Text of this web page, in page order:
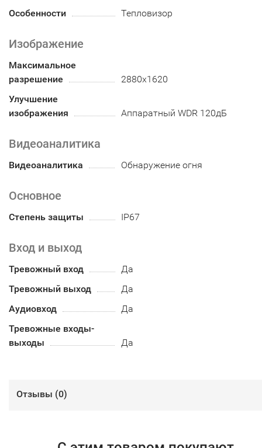
Особенности
Тепловизор
Изображение
Максимальное
разрешение
2880x1620
Улучшение
изображения
Аппаратный WDR 120дБ
Видеоаналитика
Видеоаналитика Обнаружение огня
Основное
Степень защиты IP67
Вход и выход
Тревожный вход
Да
Тревожный выход
Да
Аудиовход
Да
Тревожные входы-
выходы
Да
Отзывы (0)